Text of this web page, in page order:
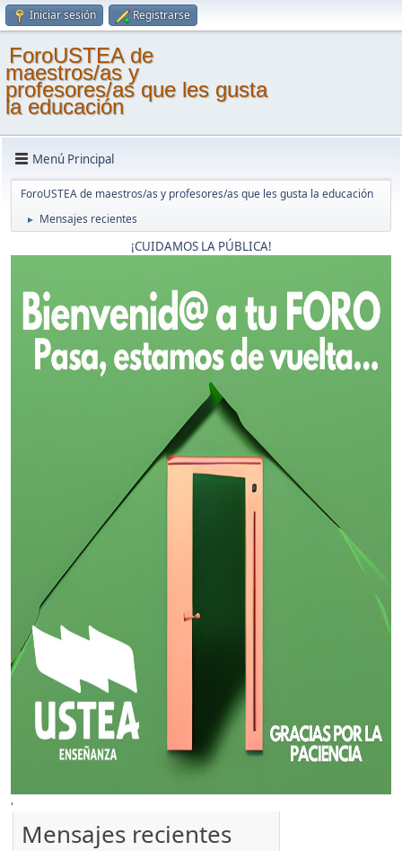
Iniciar sesión Registrarse
ForoUSTEA de
maestros/as y
profesores/as que les gusta
la educación
Menú Principal
ForoUSTEA de maestros/as y profesores/as que les gusta la educación
► Mensajes recientes
¡CUIDAMOS LA PÚBLICA!
'
Mensajes recientes